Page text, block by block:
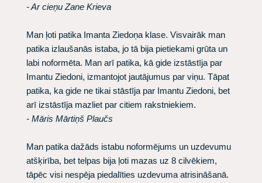
- Ar cieņu Zane Krieva
Man ļoti patika Imanta Ziedoņa klase. Visvairāk man
patika izlaušanās istaba, jo tā bija pietiekami grūta un
labi noformēta. Man arī patika, kā gide izstāstīja par
Imantu Ziedoni, izmantojot jautājumus par viņu. Tāpat
patika, ka gide ne tikai stāstīja par Imantu Ziedoni, bet
arī izstāstīja mazliet par citiem rakstniekiem.
- Māris Mārtiņš Plaučs
Man patika dažāds istabu noformējums un uzdevumu
atšķirība, bet telpas bija ļoti mazas uz 8 cilvēkiem,
tāpēc visi nespēja piedalīties uzdevuma atrisināšanā.